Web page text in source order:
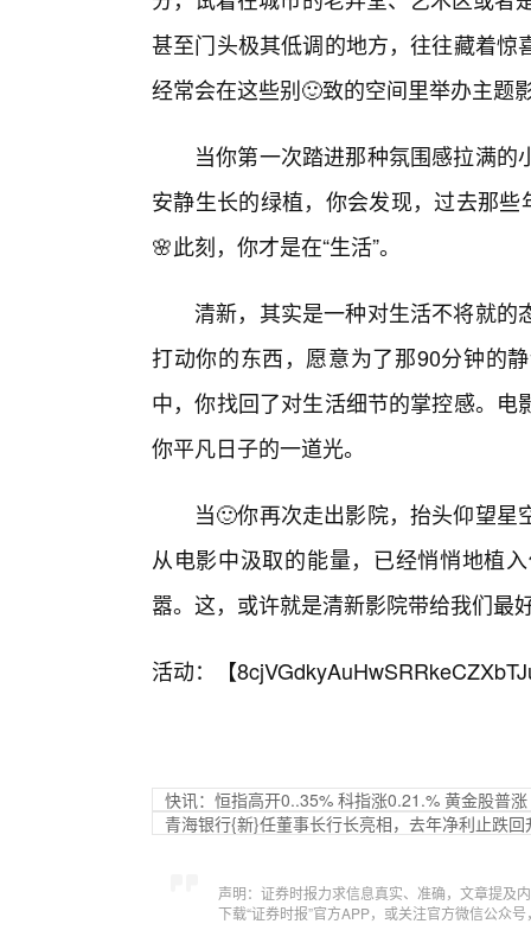
甚至门头极其低调的地方，往往藏着
经常会在这些别🙂致的空间里举办主题
当你第一次踏进那种氛围感拉满
安静生长的绿植，你会发现，过去那
🌸此刻，你才是在“生活”。
清新，其实是一种对生活不将就的
打动你的东西，愿意为了那90分钟的
中，你找回了对生活细节的掌控感。
你平凡日子的一道光。
当🙂你再次走出影院，抬头仰望
从电影中汲取的能量，已经悄悄地植
嚣。这，或许就是清新影院带给我们最
活动：【
快讯：恒指高开0..35% 科指涨0.21.% 黄金股普
青海银行{新}任董事长行长亮相，去年净利止跌回
声明：证券时报力求信息真实、准确，文章提及
下载“证券时报”官方APP，或关注官方微信公众